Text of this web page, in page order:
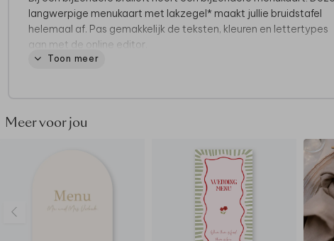
langwerpige menukaart met lakzegel* maakt jullie bruidstafel
helemaal af. Pas gemakkelijk de teksten, kleuren en lettertypes
aan met de online editor.
een complete set in deze stijl.
Toon meer
Meer voor jou